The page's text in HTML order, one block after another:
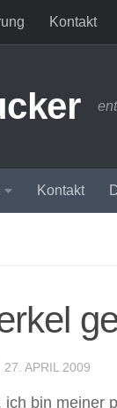
Kontakt
Kontakt
27. APRIL 2009
ich bin meiner